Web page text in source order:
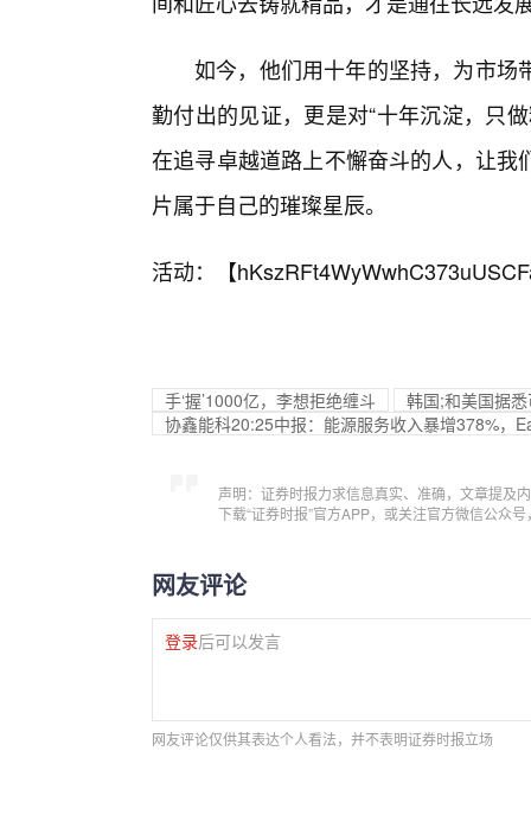
如今，他们用十年的坚持，为市场
勤付出的见证，更是对“十年沉淀，只
在追寻卓越道路上不懈奋斗的人，让
片属于自己的璀璨星辰。
活动：【
手‘握’1000亿，李想拒绝缠斗
韩国;和美国据
协鑫能科20:25中报：能源服务收入暴增378%，
声明：证券时报力求信息真实、准确，文章提及
下载“证券时报”官方APP，或关注官方微信公众
网友评论
登录后可以发言
网友评论仅供其表达个人看法，并不表明证券时报立场